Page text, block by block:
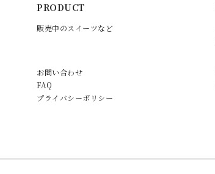
PRODUCT
販売中のスイーツなど
お問い合わせ
FAQ
プライバシーポリシー